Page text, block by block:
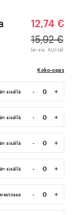
12,74 €
15,92 €
(ei sis. ALV:tä)
Koko-opas
sisällä -
Määrä
+
sisällä -
Määrä
+
sisällä -
Määrä
+
sisällä -
Määrä
+
-
Määrä
+